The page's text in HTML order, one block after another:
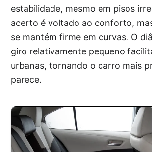
estabilidade, mesmo em pisos
acerto é voltado ao conforto,
se mantém firme em curvas. O
giro relativamente pequeno
urbanas, tornando o carro mais
parece.